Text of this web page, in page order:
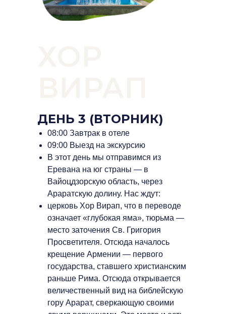
ДЕНЬ 3 (ВТОРНИК)
08:00 Завтрак в отеле
09:00 Выезд на экскурсию
В этот день мы отправимся из
Еревана на юг страны — в
Вайоцдзорскую область, через
Араратскую долину. Нас ждут:
церковь Хор Вирап, что в переводе
означает «глубокая яма», тюрьма —
место заточения Св. Григория
Просветителя. Отсюда началось
крещение Армении — первого
государства, ставшего христианским
раньше Рима. Отсюда открывается
величественный вид на библейскую
гору Арарат, сверкающую своими